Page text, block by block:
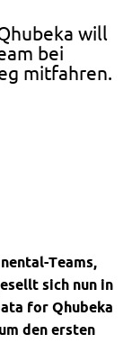
will
bei
mitfahren.
Teams,
sich nun in
for Qhubeka
den ersten